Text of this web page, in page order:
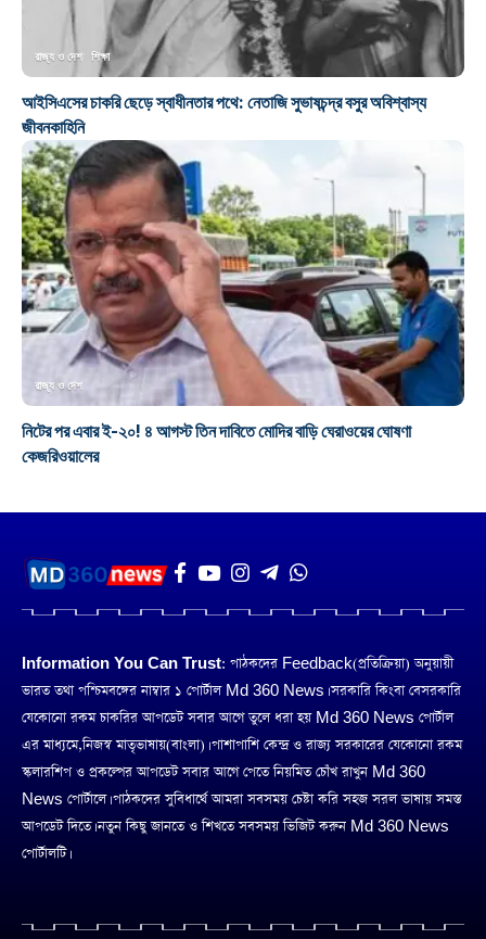
রাজ্য ও দেশ শিক্ষা
আইসিএসের চাকরি ছেড়ে স্বাধীনতার পথে: নেতাজি সুভাষচন্দ্র বসুর অবিশ্বাস্য
জীবনকাহিনি
রাজ্য ও দেশ
নিটের পর এবার ই-২০! ৪ আগস্ট তিন দাবিতে মোদির বাড়ি ঘেরাওয়ের ঘোষণা
কেজরিওয়ালের
Information You Can Trust: পাঠকদের Feedback(প্রতিক্রিয়া) অনুয়ায়ী
ভারত তথা পশ্চিমবঙ্গের নাম্বার ১ পোর্টাল Md 360 News। সরকারি কিংবা বেসরকারি
যেকোনো রকম চাকরির আপডেট সবার আগে তুলে ধরা হয় Md 360 News পোর্টাল
এর মাধ্যমে,নিজস্ব মাতৃভাষায়(বাংলা)। পাশাপাশি কেন্দ্র ও রাজ্য সরকারের যেকোনো রকম
স্কলারশিপ ও প্রকল্পের আপডেট সবার আগে পেতে নিয়মিত চোঁখ রাখুন Md 360
News পোর্টালে। পাঠকদের সুবিধার্থে আমরা সবসময় চেষ্টা করি সহজ সরল ভাষায় সমস্ত
আপডেট দিতে। নতুন কিছু জানতে ও শিখতে সবসময় ভিজিট করুন Md 360 News
পোর্টালটি।